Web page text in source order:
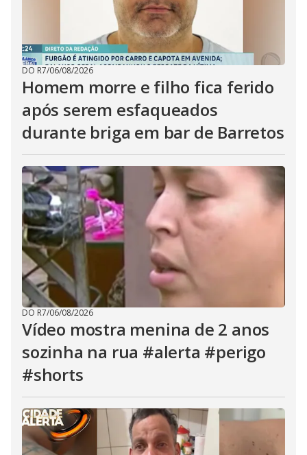
DO R7/06/08/2026
Homem morre e filho fica ferido
após serem esfaqueados
durante briga em bar de Barretos
DO R7/06/08/2026
Vídeo mostra menina de 2 anos
sozinha na rua #alerta #perigo
#shorts